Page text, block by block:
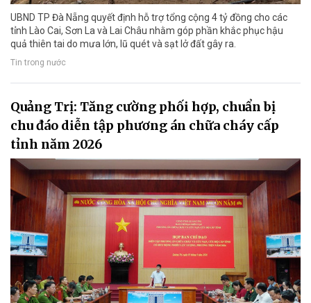
UBND TP Đà Nẵng quyết định hỗ trợ tổng cộng 4 tỷ đồng cho các
tỉnh Lào Cai, Sơn La và Lai Châu nhằm góp phần khắc phục hậu
quả thiên tai do mưa lớn, lũ quét và sạt lở đất gây ra.
Tin trong nước
Quảng Trị: Tăng cường phối hợp, chuẩn bị
chu đáo diễn tập phương án chữa cháy cấp
tỉnh năm 2026